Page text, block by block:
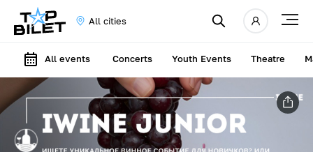
All cities
All events Concerts Youth Events Theatre